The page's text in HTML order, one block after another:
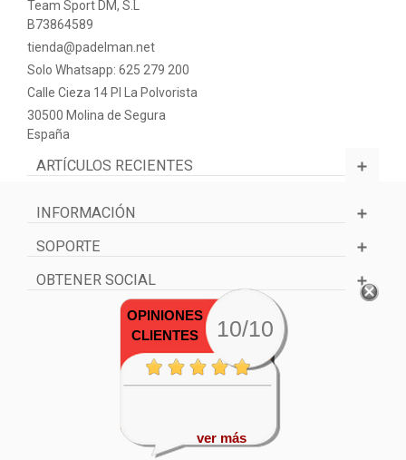
Team Sport DM, S.L
B73864589
tienda@padelman.net
Solo Whatsapp: 625 279 200
Calle Cieza 14 PI La Polvorista
30500 Molina de Segura
España
ARTÍCULOS RECIENTES
INFORMACIÓN
SOPORTE
OBTENER SOCIAL
OPINIONES
CLIENTES
10/10
ver más